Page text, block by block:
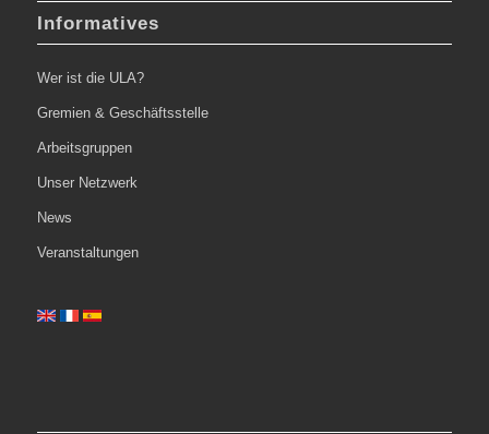
Informatives
Wer ist die ULA?
Gremien & Geschäftsstelle
Arbeitsgruppen
Unser Netzwerk
News
Veranstaltungen